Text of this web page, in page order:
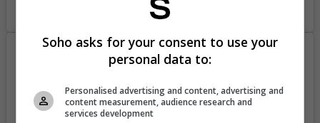
A post shared by Andrea Noceti (@andrenoceti)
Soho asks for your consent to use your
personal data to:
Personalised advertising and content, advertising and
content measurement, audience research and
services development